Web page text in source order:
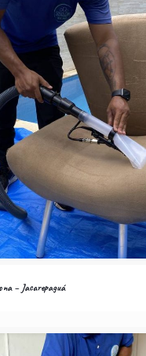
de Poltrona –
– Jacarepaguá